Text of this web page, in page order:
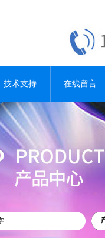
技术支持 在线留言